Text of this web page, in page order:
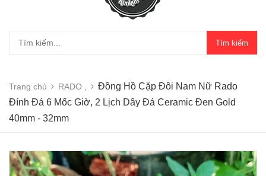
Tìm kiếm
Trang chủ RADO ,
Đồng Hồ Cặp Đôi Nam Nữ Rado
Đính Đá 6 Mốc Giờ, 2 Lịch Dây Đá Ceramic Đen Gold
40mm - 32mm